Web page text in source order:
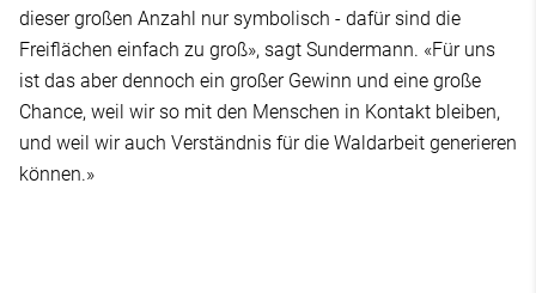
dieser großen Anzahl nur symbolisch - dafür sind die
Freiflächen einfach zu groß», sagt Sundermann. «Für uns
ist das aber dennoch ein großer Gewinn und eine große
Chance, weil wir so mit den Menschen in Kontakt bleiben,
und weil wir auch Verständnis für die Waldarbeit generieren
können.»